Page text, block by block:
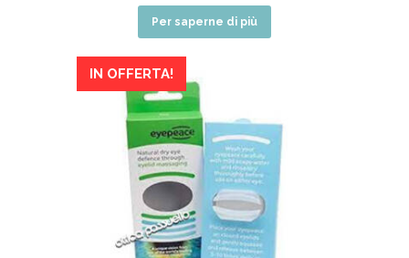
Per saperne di più
IN OFFERTA!